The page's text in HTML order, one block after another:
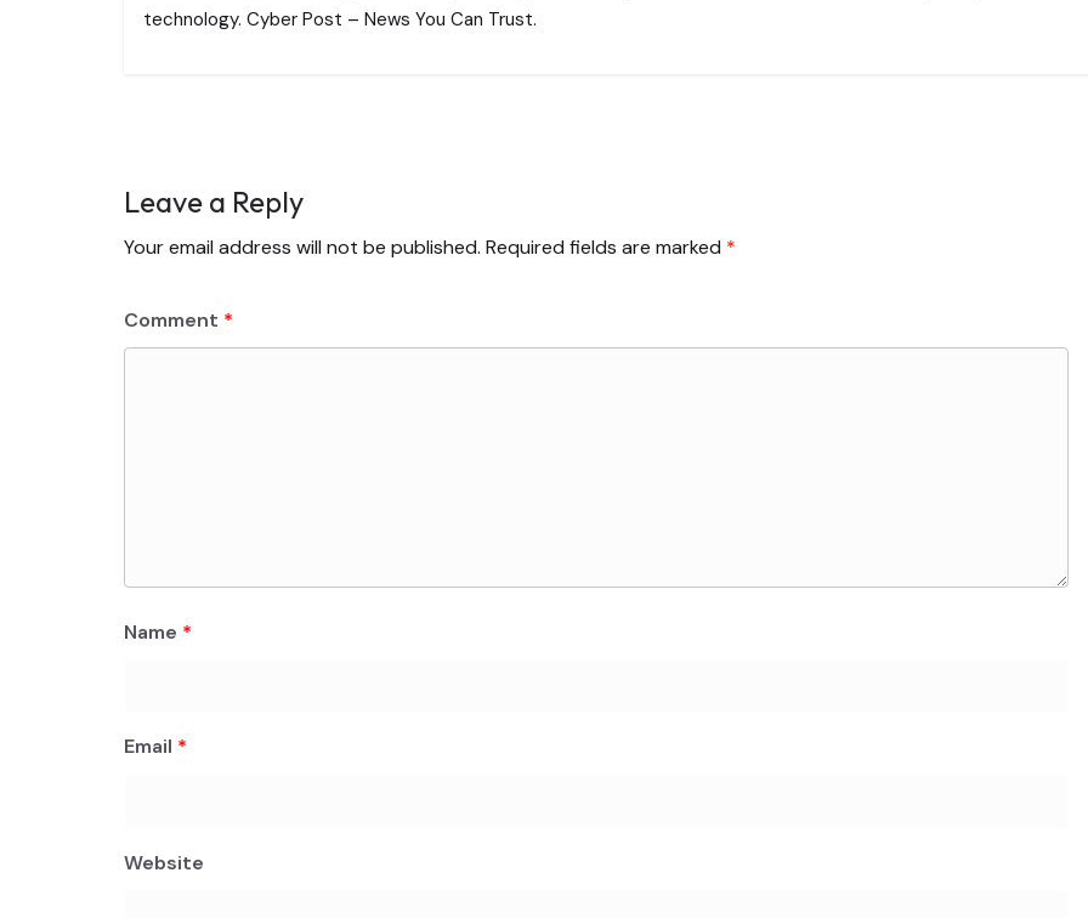
technology. Cyber Post – News You Can Trust.
Leave a Reply
Your email address will not be published. Required fields are marked *
Comment *
Name *
Email *
Website